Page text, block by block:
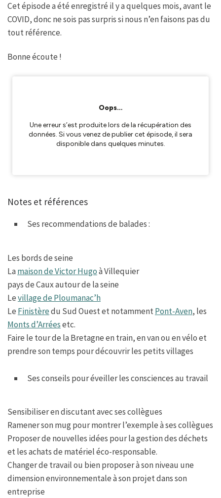
Cet épisode a été enregistré il y a quelques mois, avant le
COVID, donc ne sois pas surpris si nous n’en faisons pas du
tout référence.
Bonne écoute !
Notes et références
Ses recommendations de balades :
Les bords de seine
Lamaison de Victor Hugoà Villequier
pays de Caux autour de la seine
Levillage de Ploumanac’h
LeFinistèredu Sud Ouest et notammentPont-Aven, les
Monts d’Arréesetc.
Faire le tour de la Bretagne en train, en van ou en vélo et
prendre son temps pour découvrir les petits villages
Ses conseils pour éveiller les consciences au travail
Sensibiliser en discutant avec ses collègues
Ramener son mug pour montrer l’exemple à ses collègues
Proposer de nouvelles idées pour la gestion des déchets
et les achats de matériel éco-responsable.
Changer de travail ou bien proposer à son niveau une
dimension environnementale à son projet dans son
entreprise